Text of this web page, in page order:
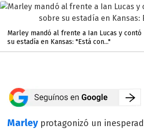
Marley mandó al frente a Ian Lucas y
su estadía en Kansas: "Está con..."
Marleyprotagonizó un